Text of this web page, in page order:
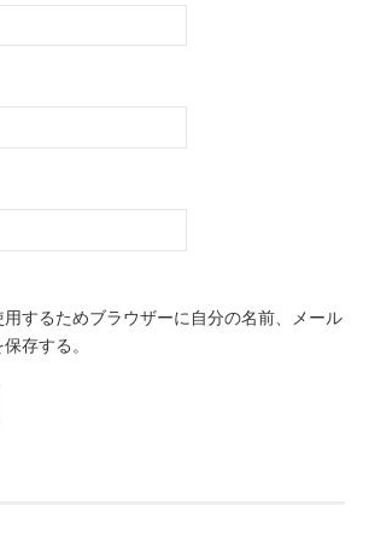
するためブラウザーに自分の名前、メール
存する。